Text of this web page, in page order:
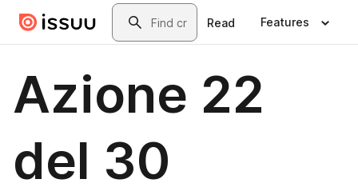
Skip to main contentSearch
Read Features
Azione 22
del 30